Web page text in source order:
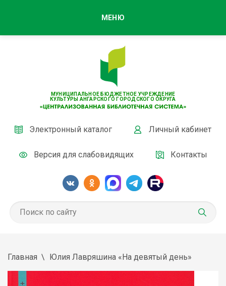
МУНИЦИПАЛЬНОЕ БЮДЖЕТНОЕ УЧРЕЖДЕНИЕ
КУЛЬТУРЫ АНГАРСКОГО ГОРОДСКОГО ОКРУГА
Электронный каталог Личный кабинет
Версия для слабовидящих Контакты
МЕНЮ
Главная Юлия Лавряшина «На девятый день»